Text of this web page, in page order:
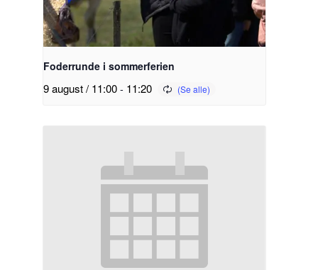
Foderrunde i sommerferien
9 august / 11:00- 11:20